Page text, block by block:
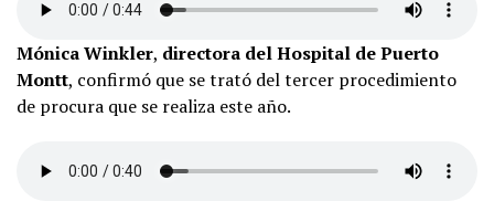
Mónica Winkler, directora del Hospital de Puerto
Montt, confirmó que se trató del tercer procedimiento
de procura que se realiza este año.